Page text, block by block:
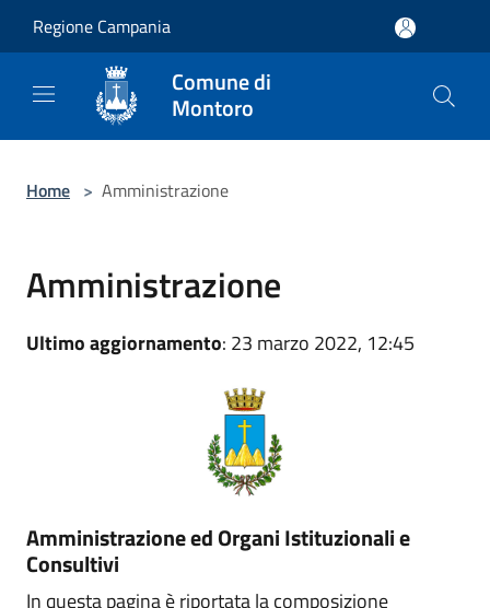
Regione Campania
Comune di
Montoro
Home > Amministrazione
Amministrazione
Ultimo aggiornamento: 23 marzo 2022, 12:45
Amministrazione ed Organi Istituzionali e
Consultivi
In questa pagina è riportata la composizione